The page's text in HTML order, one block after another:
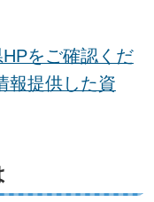
をご確認くだ
報提供した資